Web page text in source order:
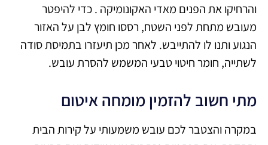
והרחיקו את הפנים מאדי האקונומיקה . כדי להיפטר
מעובש מתחת לפני השטח, רססו חומץ לבן על האזור
הנגוע ותנו לו להתייבש. לאחר מכן תיעזרו בתמיסת סודה
לשתייה, חומר חיטוי טבעי המשמש להסרת עובש.
מתי חשוב להזמין מומחה איטום
במקרה והצטבר לכם עובש משמעותי על קירות הבית